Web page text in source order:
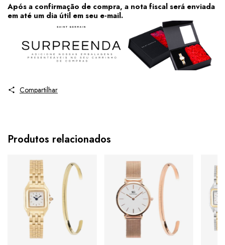
Após a confirmação de compra, a nota fiscal será enviada
em até um dia útil em seu e-mail.
Compartilhar
Produtos relacionados